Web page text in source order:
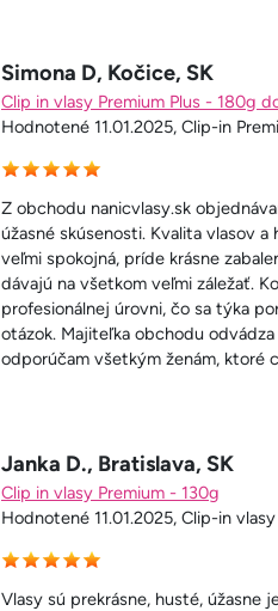
Simona D, Kočice, SK
Clip in vlasy Premium Plus - 180g
Hodnotené 11.01.2025, Clip-in
Z obchodu nanicvlasy.sk
úžasné skúsenosti. Kvalita vlasov
veľmi spokojná, príde krásne
dávajú na všetkom veľmi záležať.
profesionálnej úrovni, čo sa týka
otázok. Majiteľka obchodu
odporúčam všetkým ženám, ktoré
Janka D., Bratislava, SK
Clip in vlasy Premium - 130g
Hodnotené 11.01.2025, Clip-in
Vlasy sú prekrásne, husté, úžasne